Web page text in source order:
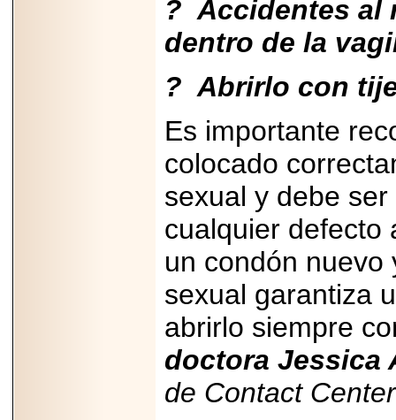
? Accidentes al
dentro de la
? Abrirlo con
Es importante
colocado
sexual y debe
cualquier defecto
un condón nuevo
sexual garantiza
abrirlo siempre
doctora Jessica
de Contact